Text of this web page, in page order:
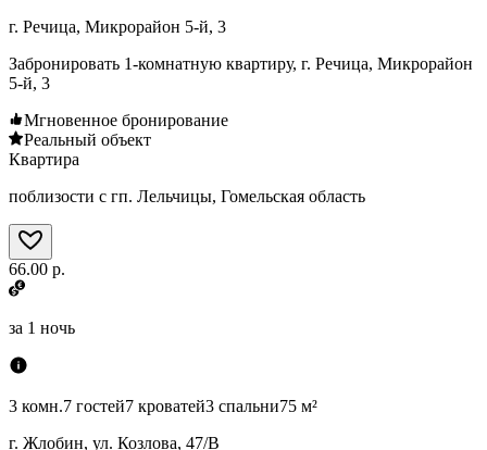
г. Речица, Микрорайон 5-й, 3
Забронировать 1-комнатную квартиру, г. Речица, Микрорайон
5-й, 3
Мгновенное бронирование
Реальный объект
Квартира
поблизости с гп. Лельчицы, Гомельская область
66.00 р.
за 1 ночь
3 комн.7 гостей7 кроватей3 спальни75 м²
г. Жлобин, ул. Козлова, 47/В